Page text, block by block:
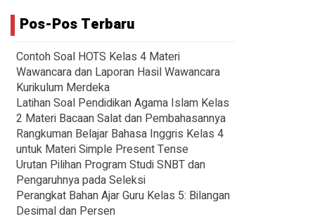
Pos-Pos Terbaru
Contoh Soal HOTS Kelas 4 Materi
Wawancara dan Laporan Hasil Wawancara
Kurikulum Merdeka
Latihan Soal Pendidikan Agama Islam Kelas
2 Materi Bacaan Salat dan Pembahasannya
Rangkuman Belajar Bahasa Inggris Kelas 4
untuk Materi Simple Present Tense
Urutan Pilihan Program Studi SNBT dan
Pengaruhnya pada Seleksi
Perangkat Bahan Ajar Guru Kelas 5: Bilangan
Desimal dan Persen